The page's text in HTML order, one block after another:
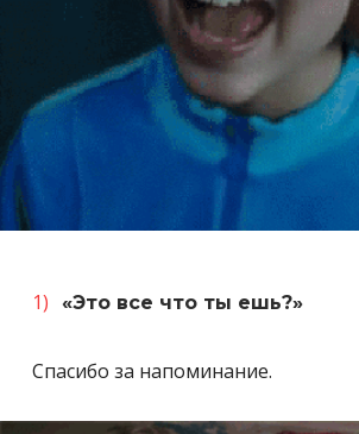
«Это все что ты ешь?»
Спасибо за напоминание.